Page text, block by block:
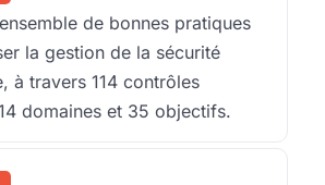
de bonnes pratiques
la gestion de la sécurité
à travers 114 contrôles
domaines et 35 objectifs.